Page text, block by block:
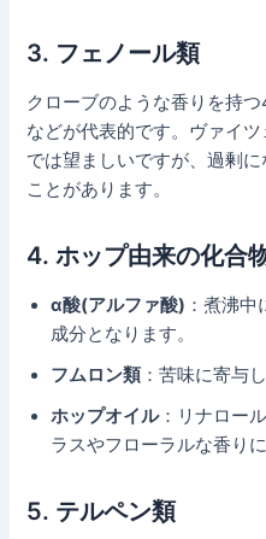
3. フェノール類
クローブのような香りを持
などが代表的です。ヴァイ
では望ましいですが、過剰
ことがあります。
4.ホップ由来の化合
α酸(アルファ酸) ：煮沸
成分となります。
フムロン類 ：苦味に寄与
ホップオイル：リナロー
ラスやフローラルな香り
5. テルペン類